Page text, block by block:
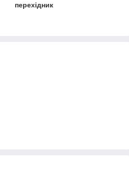
перехідник